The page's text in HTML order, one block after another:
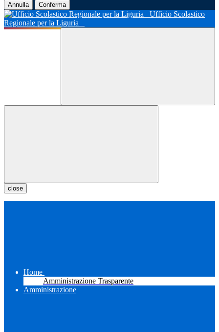
Annulla Conferma
Ufficio Scolastico
Regionale per la Liguria
close
Home
Amministrazione Trasparente
Amministrazione